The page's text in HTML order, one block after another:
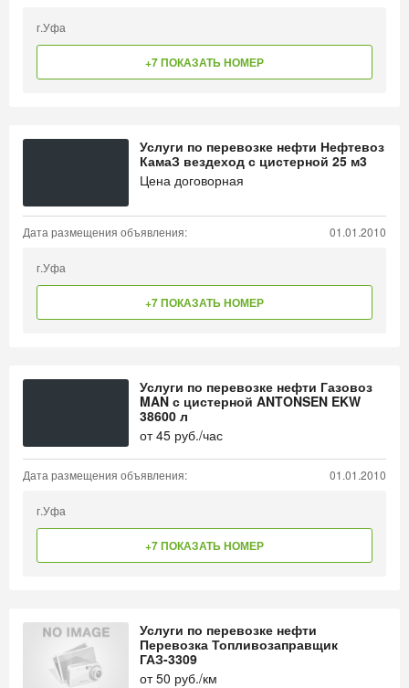
г.Уфа
+7 ПОКАЗАТЬ НОМЕР
Услуги по перевозке нефти Нефтевоз
КамаЗ вездеход с цистерной 25 м3
Цена договорная
Дата размещения объявления: 01.01.2010
г.Уфа
+7 ПОКАЗАТЬ НОМЕР
Услуги по перевозке нефти Газовоз
MAN с цистерной ANTONSEN EKW
38600 л
от45 руб./час
Дата размещения объявления: 01.01.2010
г.Уфа
+7 ПОКАЗАТЬ НОМЕР
Услуги по перевозке нефти
Перевозка Топливозаправщик
ГАЗ-3309
от50 руб./км